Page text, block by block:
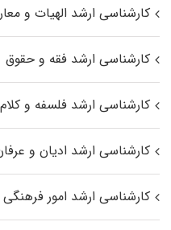
کارشناسی ارشد الهیات و
کارشناسی ارشد فقه و حقوق
کارشناسی ارشد فلسفه و
کارشناسی ارشد ادیان و
کارشناسی ارشد امور فرهنگی